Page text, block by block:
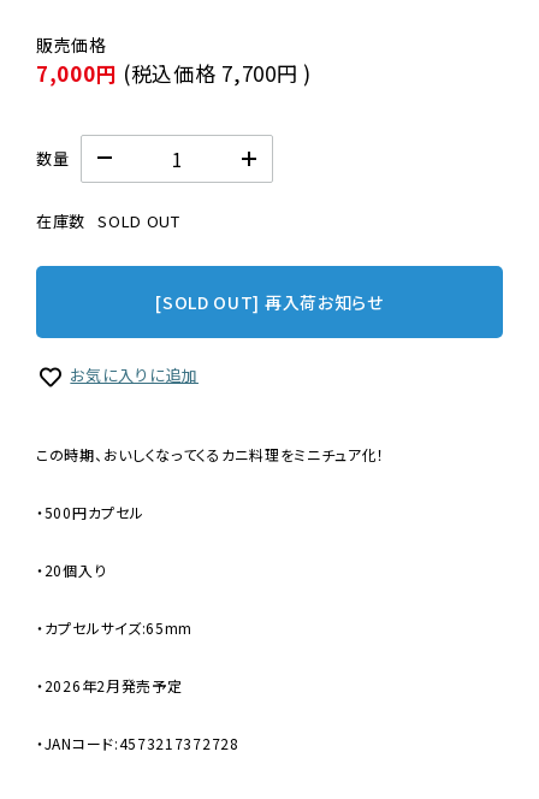
7,000円 (税込価格 7,700円 )
数量
在庫数 SOLD OUT
[SOLD OUT] 再入荷お知らせ
お気に入りに追加
この時期、おいしくなってくるカニ料理をミニチュア化！
・500円カプセル
・20個入り
・カプセルサイズ:65mm
・2026年2月発売予定
・JANコード:4573217372728